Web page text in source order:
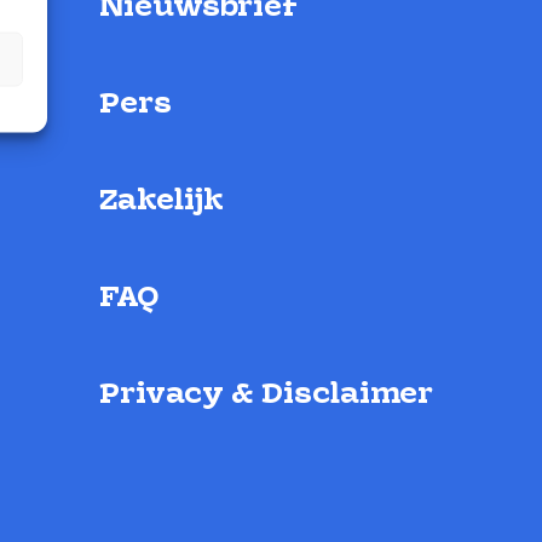
Nieuwsbrief
Pers
Zakelijk
FAQ
Privacy & Disclaimer